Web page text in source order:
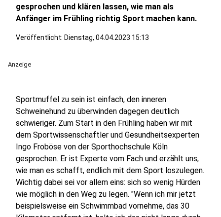
gesprochen und klären lassen, wie man als
Anfänger im Frühling richtig Sport machen kann.
Veröffentlicht: Dienstag, 04.04.2023 15:13
Anzeige
Sportmuffel zu sein ist einfach, den inneren
Schweinehund zu überwinden dagegen deutlich
schwieriger. Zum Start in den Frühling haben wir mit
dem Sportwissenschaftler und Gesundheitsexperten
Ingo Froböse von der Sporthochschule Köln
gesprochen. Er ist Experte vom Fach und erzählt uns,
wie man es schafft, endlich mit dem Sport loszulegen.
Wichtig dabei sei vor allem eins: sich so wenig Hürden
wie möglich in den Weg zu legen. "Wenn ich mir jetzt
beispielsweise ein Schwimmbad vornehme, das 30